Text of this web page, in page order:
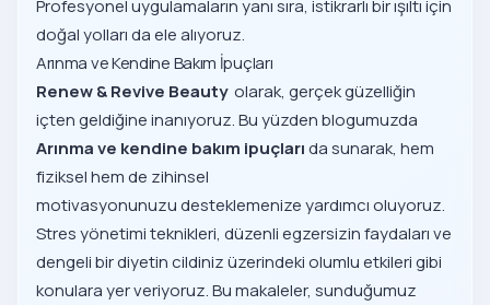
Profesyonel uygulamaların yanı sıra, istikrarlı bir ışıltı için
doğal yolları da ele alıyoruz.
Arınma ve Kendine Bakım İpuçları
Renew & Revive Beauty olarak, gerçek güzelliğin
içten geldiğine inanıyoruz. Bu yüzden blogumuzda
Arınma ve kendine bakım ipuçlarıda sunarak, hem
fiziksel hem de zihinsel
motivasyonunuzu desteklemenize yardımcı oluyoruz.
Stres yönetimi teknikleri, düzenli egzersizin faydaları ve
dengeli bir diyetin cildiniz üzerindeki olumlu etkileri gibi
konulara yer veriyoruz. Bu makaleler, sunduğumuz